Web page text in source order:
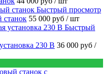
Быстрый просмотр
станок 55 000 руб / шт
Быстрый
230 В 36 000 руб /